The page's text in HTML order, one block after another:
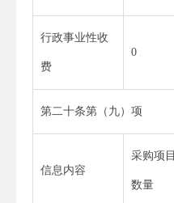
行政事业性收
费
0
第二十条第（九）项
信息内容
采购项目
数量